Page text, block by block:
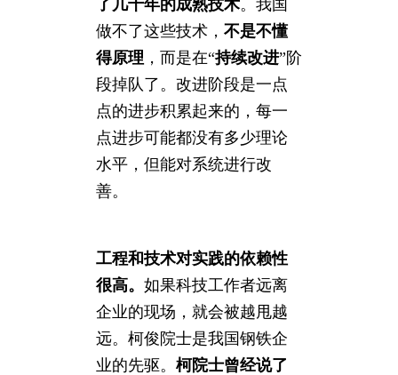
了几十年的成熟技术。我国
做不了这些技术， 不是不懂
得原理 ，而是在“持续改进”阶
段掉队了。改进阶段是一点
点的进步积累起来的，每一
点进步可能都没有多少理论
水平，但能对系统进行改
善。
工程和技术对实践的依赖性
很高。 如果科技工作者远离
企业的现场，就会被越甩越
远。柯俊院士是我国钢铁企
业的先驱。 柯院士曾经说了